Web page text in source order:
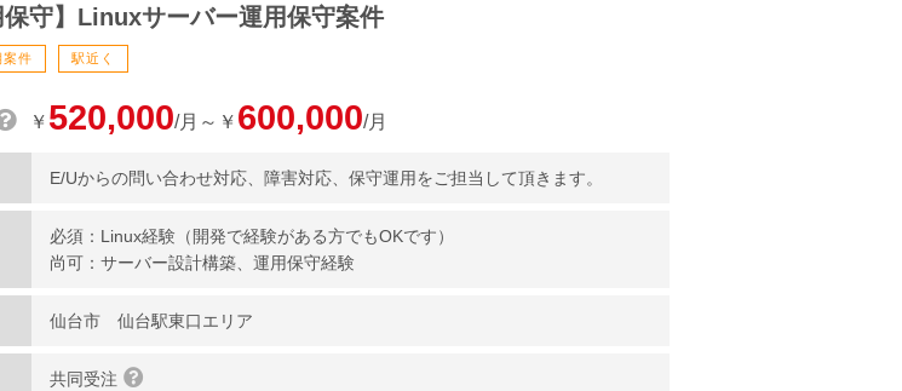
保守】Linuxサーバー運用保守案件
案件 駅近く
￥ 520,000/月～￥ 600,000/月
E/Uからの問い合わせ対応、障害対応、保守運用をご担当して頂きます。
必須：Linux経験（開発で経験がある方でもOKです）
尚可：サーバー設計構築、運用保守経験
仙台市 仙台駅東口エリア
共同受注